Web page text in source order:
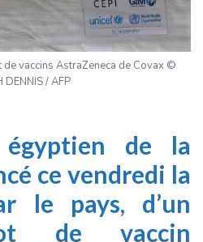
vaccins AstraZeneca de Covax ©
DENNIS / AFP
de la
ce vendredi la
le pays, d’un
de vaccin